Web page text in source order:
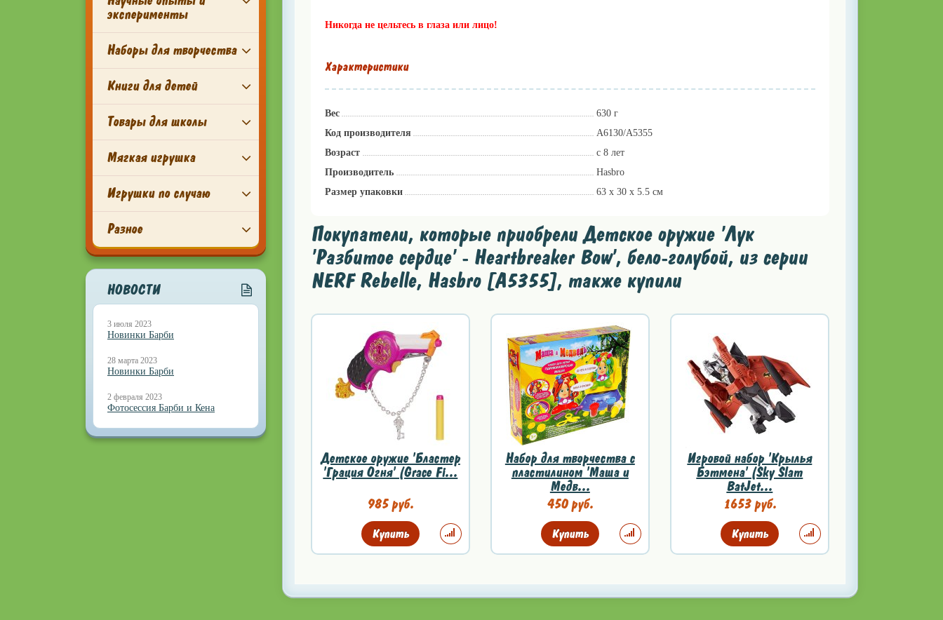
эксперименты
Наборы для творчества
Книги для детей
Товары для школы
Мягкая игрушка
Игрушки по случаю
Разное
НОВОСТИ
3 июля 2023
Новинки Барби
28 марта 2023
Новинки Барби
2 февраля 2023
Фотосессия Барби и Кена
Никогда не цельтесь в глаза или лицо!
Характеристики
Вес
630 г
Код производителя
A6130/A5355
Возраст
с 8 лет
Производитель
Hasbro
Размер упаковки
63 x 30 x 5.5 см
Покупатели, которые приобрели Детское оружие 'Лук
'Разбитое сердце' - Heartbreaker Bow', бело-голубой, из серии
NERF Rebelle, Hasbro [A5355], также купили
Детское оружие 'Бластер
'Грация Огня' (Grace Fi...
985 руб.
Купить
Набор для творчества с
пластилином 'Маша и
Медв...
450 руб.
Купить
Игровой набор 'Крылья
Бэтмена' (Sky Slam
BatJet...
1653 руб.
Купить